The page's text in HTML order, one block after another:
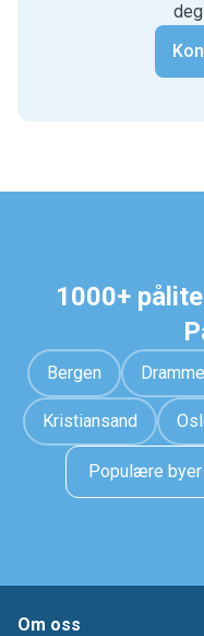
1000+
Bergen
Kristiansand
Populære byer
Om oss